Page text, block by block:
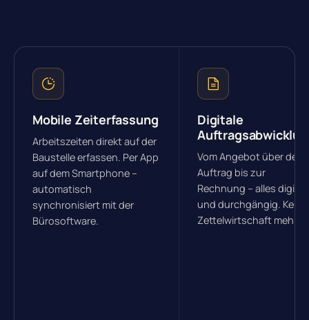
Mobile Zeiterfassung
Arbeitszeiten direkt auf der
Baustelle erfassen. Per App
auf dem Smartphone –
automatisch
synchronisiert mit der
Bürosoftware.
Digitale
Vom Angebot über den
Auftrag bis zur
Rechnung – alles digital
und durchgängig. Keine
Zettelwirtschaft mehr.